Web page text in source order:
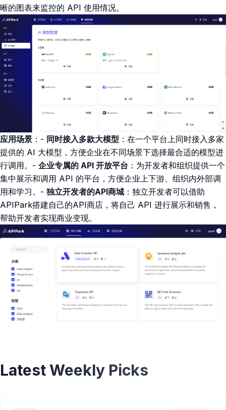
晰的图表来监控的 API 使用情况。
应用场景 ：- 同时接入多款大模型 ：在一个平台上同时接入多家
提供的 AI 大模型，方便企业在不同场景下选择最合适的模型进
行调用。- 企业专属的 API 开放平台 ：为开发者和组织提供一个
集中展示和调用 API 的平台，方便企业上下游、组织内外部调
用和学习。- 独立开发者的API商城 ：独立开发者可以借助
APIPark搭建自己的API商店，将自己 API 进行展示和销售，
帮助开发者实现商业变现。
Latest Weekly Picks